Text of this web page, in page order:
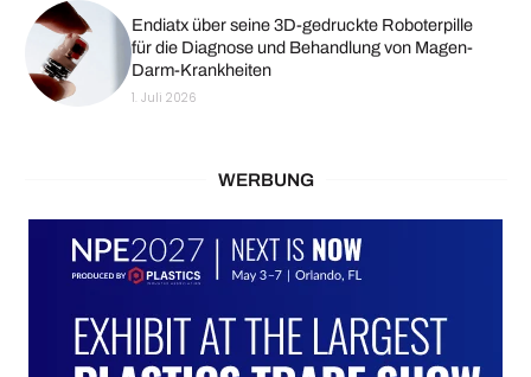
Endiatx über seine 3D-gedruckte Roboterpille
für die Diagnose und Behandlung von Magen-
Darm-Krankheiten
1. Juli 2026
WERBUNG